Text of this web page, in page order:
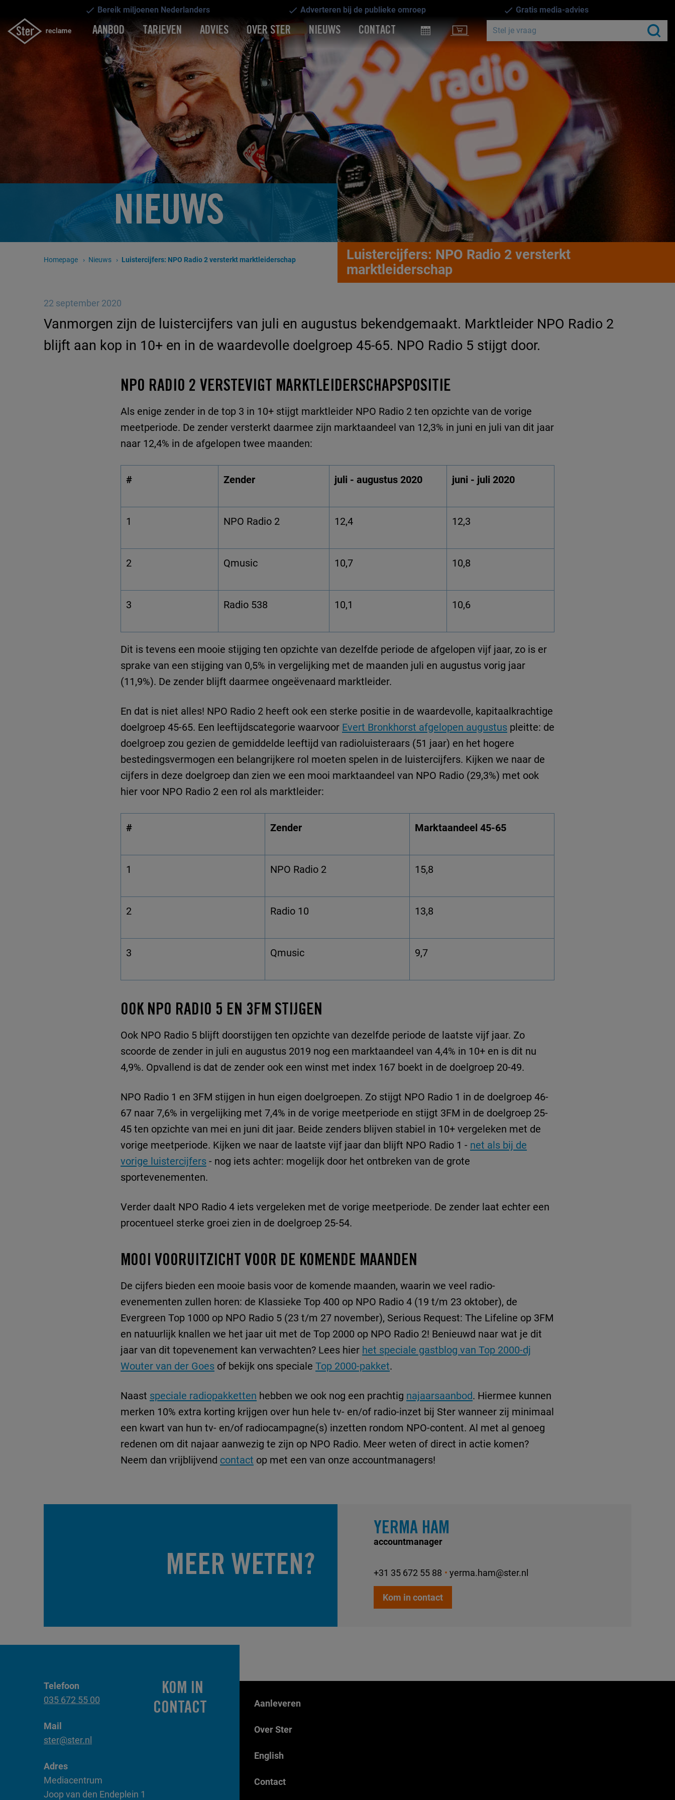
Bereik miljoenen Nederlanders Adverteren bij de publieke omroep Gratis media-advies
AANBOD TARIEVEN ADVIES OVER STER NIEUWS CONTACT
NIEUWS
Luistercijfers: NPO Radio 2 versterkt
marktleiderschap
Homepage Nieuws Huidige pagina:
Luistercijfers: NPO Radio 2 versterkt marktleiderschap
22 september 2020
Vanmorgen zijn de luistercijfers van juli en augustus bekendgemaakt. Marktleider NPO Radio 2
blijft aan kop in 10+ en in de waardevolle doelgroep 45-65. NPO Radio 5 stijgt door.
NPO RADIO 2 VERSTEVIGT MARKTLEIDERSCHAPSPOSITIE
Als enige zender in de top 3 in 10+ stijgt marktleider NPO Radio 2 ten opzichte van de vorige
meetperiode. De zender versterkt daarmee zijn marktaandeel van 12,3% in juni en juli van dit jaar
naar 12,4% in de afgelopen twee maanden:
# Zender juli - augustus 2020 juni - juli 2020
1 NPO Radio 2 12,4 12,3
2 Qmusic 10,7 10,8
3 Radio 538 10,1 10,6
Dit is tevens een mooie stijging ten opzichte van dezelfde periode de afgelopen vijf jaar, zo is er
sprake van een stijging van 0,5% in vergelijking met de maanden juli en augustus vorig jaar
(11,9%). De zender blijft daarmee ongeëvenaard marktleider.
En dat is niet alles! NPO Radio 2 heeft ook een sterke positie in de waardevolle, kapitaalkrachtige
doelgroep 45-65. Een leeftijdscategorie waarvoor Evert Bronkhorst afgelopen augustus pleitte: de
doelgroep zou gezien de gemiddelde leeftijd van radioluisteraars (51 jaar) en het hogere
bestedingsvermogen een belangrijkere rol moeten spelen in de luistercijfers. Kijken we naar de
cijfers in deze doelgroep dan zien we een mooi marktaandeel van NPO Radio (29,3%) met ook
hier voor NPO Radio 2 een rol als marktleider:
# Zender Marktaandeel 45-65
1 NPO Radio 2 15,8
2 Radio 10 13,8
3 Qmusic 9,7
OOK NPO RADIO 5 EN 3FM STIJGEN
Ook NPO Radio 5 blijft doorstijgen ten opzichte van dezelfde periode de laatste vijf jaar. Zo
scoorde de zender in juli en augustus 2019 nog een marktaandeel van 4,4% in 10+ en is dit nu
4,9%. Opvallend is dat de zender ook een winst met index 167 boekt in de doelgroep 20-49.
NPO Radio 1 en 3FM stijgen in hun eigen doelgroepen. Zo stijgt NPO Radio 1 in de doelgroep 46-
67 naar 7,6% in vergelijking met 7,4% in de vorige meetperiode en stijgt 3FM in de doelgroep 25-
45 ten opzichte van mei en juni dit jaar. Beide zenders blijven stabiel in 10+ vergeleken met de
vorige meetperiode. Kijken we naar de laatste vijf jaar dan blijft NPO Radio 1 - net als bij de
vorige luistercijfers - nog iets achter: mogelijk door het ontbreken van de grote
sportevenementen.
Verder daalt NPO Radio 4 iets vergeleken met de vorige meetperiode. De zender laat echter een
procentueel sterke groei zien in de doelgroep 25-54.
MOOI VOORUITZICHT VOOR DE KOMENDE MAANDEN
De cijfers bieden een mooie basis voor de komende maanden, waarin we veel radio-
evenementen zullen horen: de Klassieke Top 400 op NPO Radio 4 (19 t/m 23 oktober), de
Evergreen Top 1000 op NPO Radio 5 (23 t/m 27 november), Serious Request: The Lifeline op 3FM
en natuurlijk knallen we het jaar uit met de Top 2000 op NPO Radio 2! Benieuwd naar wat je dit
jaar van dit topevenement kan verwachten? Lees hier het speciale gastblog van Top 2000-dj
Wouter van der Goes of bekijk ons speciale Top 2000-pakket.
Naast speciale radiopakketten hebben we ook nog een prachtig najaarsaanbod. Hiermee kunnen
merken 10% extra korting krijgen over hun hele tv- en/of radio-inzet bij Ster wanneer zij minimaal
een kwart van hun tv- en/of radiocampagne(s) inzetten rondom NPO-content. Al met al genoeg
redenen om dit najaar aanwezig te zijn op NPO Radio. Meer weten of direct in actie komen?
Neem dan vrijblijvend contact op met een van onze accountmanagers!
MEER WETEN?
YERMA HAM
accountmanager
+31 35 672 55 88 yerma.ham@ster.nl
Kom in contact
KOM IN
CONTACT
Telefoon
035 672 55 00
Mail
ster@ster.nl
Adres
Mediacentrum
Joop van den Endeplein 1
Aanleveren
Over Ster
English
Contact